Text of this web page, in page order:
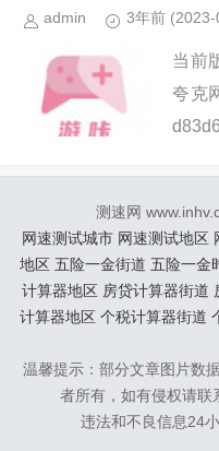
admin 3年前
当前
夸克
测速网
网速测试城市 网速测试地区
地区 五险一金街道 五险一金
计算器地区 房贷计算器街道
计算器地区 个税计算器街道
温馨提示：部分文章图片数
者所有，如有侵权请联
违法和不良信息24